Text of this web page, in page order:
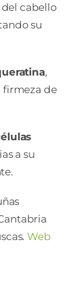
cabello
su
,
firmeza de
a su
Web